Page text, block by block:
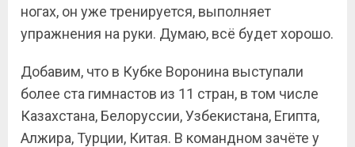
ногах, он уже тренируется, выполняет
упражнения на руки. Думаю, всё будет хорошо.
Добавим, что в Кубке Воронина выступали
более ста гимнастов из 11 стран, в том числе
Казахстана, Белоруссии, Узбекистана, Египта,
Алжира, Турции, Китая. В командном зачёте у